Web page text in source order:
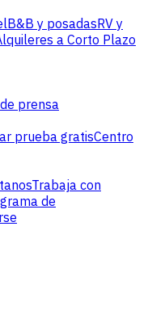
B&B y posadasRV y
a Corto Plazo
prensa
prueba gratisCentro
Trabaja con
de